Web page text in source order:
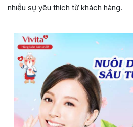
nhiều sự yêu thích từ khách hàng.